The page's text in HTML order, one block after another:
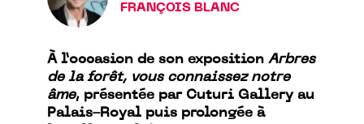
FRANÇOIS BLANC
À l’occasion de son exposition Arbres
de la forêt, vous connaissez notre
âme, présentée par Cuturi Gallery au
Palais-Royal puis prolongée à